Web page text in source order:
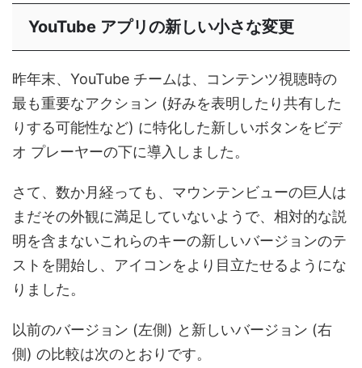
YouTube アプリの新しい小さな変更
昨年末、YouTube チームは、コンテンツ視聴時の
最も重要なアクション (好みを表明したり共有した
りする可能性など) に特化した新しいボタンをビデ
オ プレーヤーの下に導入しました。
さて、数か月経っても、マウンテンビューの巨人は
まだその外観に満足していないようで、相対的な説
明を含まないこれらのキーの新しいバージョンのテ
ストを開始し、アイコンをより目立たせるようにな
りました。
以前のバージョン (左側) と新しいバージョン (右
側) の比較は次のとおりです。